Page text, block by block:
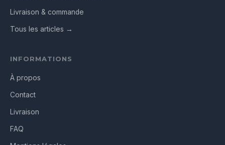
Livraison & commande
Tous les articles →
INFORMATIONS
À propos
Contact
Livraison
FAQ